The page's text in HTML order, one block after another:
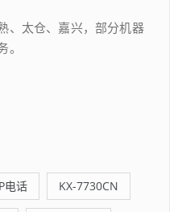
、太仓、嘉兴，部分机器
电话 KX-7730CN